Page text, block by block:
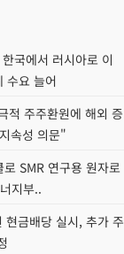
국에서 러시아로 이
수요 늘어
적 주주환원에 해외 증
속성 의문"
SMR 연구용 원자로
지부..
금배당 실시, 추가 주